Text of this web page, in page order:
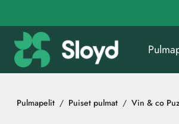
Pulmapelit Puiset pulmat Vin & co